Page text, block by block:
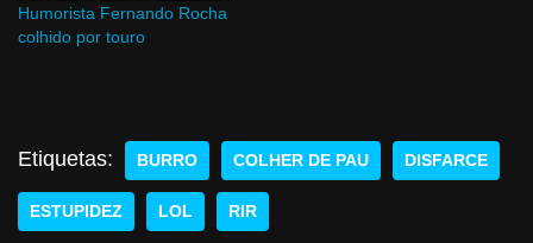
Humorista Fernando Rocha
colhido por touro
Etiquetas: BURRO COLHER DE PAU DISFARCE
ESTUPIDEZ LOL RIR